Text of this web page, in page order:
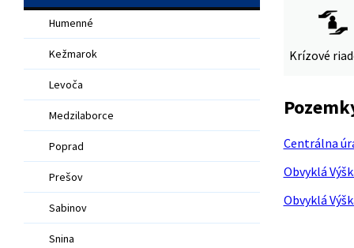
Humenné
Kežmarok
Levoča
Medzilaborce
Poprad
Prešov
Sabinov
Snina
Krízové
Centrálna
Obvyklá
Obvyklá